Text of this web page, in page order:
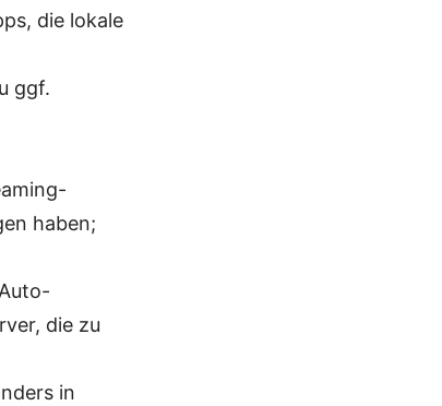
die lokale
ggf.
haben;
die zu
in